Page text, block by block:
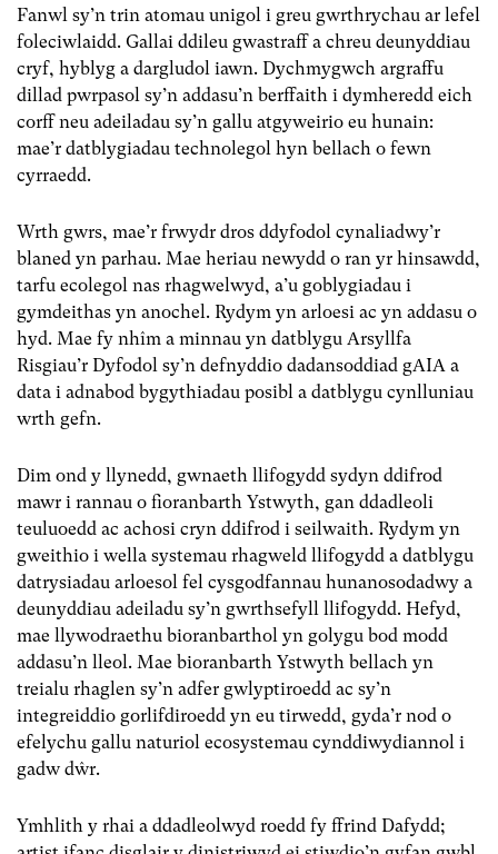
Fanwl sy’n trin atomau unigol i greu gwrthrychau ar lefel
foleciwlaidd. Gallai ddileu gwastraff a chreu deunyddiau
cryf, hyblyg a dargludol iawn. Dychmygwch argraffu
dillad pwrpasol sy’n addasu’n berffaith i dymheredd eich
corff neu adeiladau sy’n gallu atgyweirio eu hunain:
mae’r datblygiadau technolegol hyn bellach o fewn
cyrraedd.
Wrth gwrs, mae’r frwydr dros ddyfodol cynaliadwy’r
blaned yn parhau. Mae heriau newydd o ran yr hinsawdd,
tarfu ecolegol nas rhagwelwyd, a’u goblygiadau i
gymdeithas yn anochel. Rydym yn arloesi ac yn addasu o
hyd. Mae fy nhîm a minnau yn datblygu Arsyllfa
Risgiau’r Dyfodol sy’n defnyddio dadansoddiad gAIA a
data i adnabod bygythiadau posibl a datblygu cynlluniau
wrth gefn.
Dim ond y llynedd, gwnaeth llifogydd sydyn ddifrod
mawr i rannau o fioranbarth Ystwyth, gan ddadleoli
teuluoedd ac achosi cryn ddifrod i seilwaith. Rydym yn
gweithio i wella systemau rhagweld llifogydd a datblygu
datrysiadau arloesol fel cysgodfannau hunanosodadwy a
deunyddiau adeiladu sy’n gwrthsefyll llifogydd. Hefyd,
mae llywodraethu bioranbarthol yn golygu bod modd
addasu’n lleol. Mae bioranbarth Ystwyth bellach yn
treialu rhaglen sy’n adfer gwlyptiroedd ac sy’n
integreiddio gorlifdiroedd yn eu tirwedd, gyda’r nod o
efelychu gallu naturiol ecosystemau cynddiwydiannol i
gadw dŵr.
Ymhlith y rhai a ddadleolwyd roedd fy ffrind Dafydd;